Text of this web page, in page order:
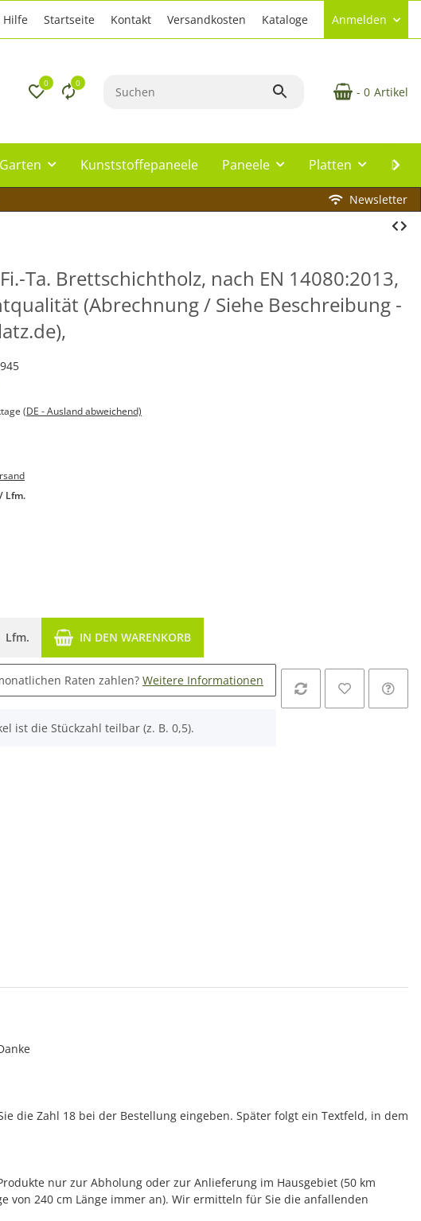
Hilfe Startseite Kontakt Versandkosten Kataloge Anmelden
0 0
- 0 Artikel
Kunststoffepaneele Paneele Platten
Newsletter
Ta. Brettschichtholz, nach EN 14080:2013,
(Abrechnung / Siehe Beschreibung -
(DE - Ausland abweichend)
Lfm.
Lfm. IN DEN WARENKORB
Raten zahlen? Weitere Informationen
ist die Stückzahl teilbar (z. B. 0,5).
die Zahl 18 bei der Bestellung eingeben. Später folgt ein Textfeld, in dem
nur zur Abholung oder zur Anlieferung im Hausgebiet (50 km
von 240 cm Länge immer an). Wir ermitteln für Sie die anfallenden